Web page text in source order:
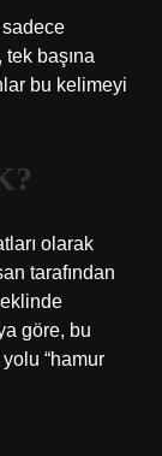
sadece
başına
bu kelimeyi
olarak
tarafından
göre, bu
“hamur